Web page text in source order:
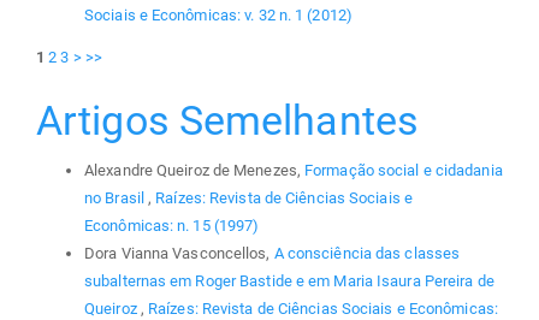
Sociais e Econômicas: v. 32 n. 1 (2012)
1 2 3 > >>
Artigos Semelhantes
Alexandre Queiroz de Menezes, Formação social e cidadania
no Brasil , Raízes: Revista de Ciências Sociais e
Econômicas: n. 15 (1997)
Dora Vianna Vasconcellos, A consciência das classes
subalternas em Roger Bastide e em Maria Isaura Pereira de
Queiroz , Raízes: Revista de Ciências Sociais e Econômicas: